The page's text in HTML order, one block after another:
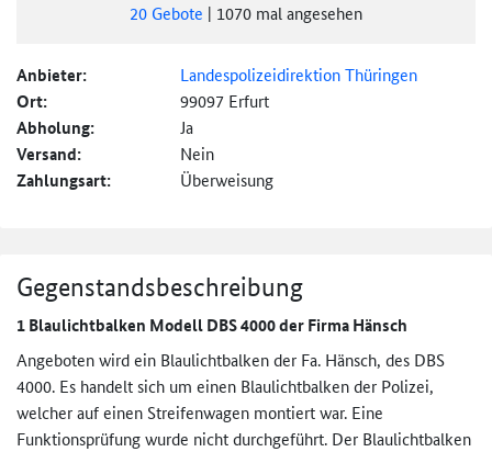
20 Gebote | 1070 mal angesehen
Anbieter: Landespolizeidirektion Thüringen
Ort: 99097 Erfurt
Abholung: Ja
Versand: Nein
Zahlungsart: Überweisung
Gegenstandsbeschreibung
1 Blaulichtbalken Modell DBS 4000 der Firma Hänsch
Angeboten wird ein Blaulichtbalken der Fa. Hänsch, des DBS
4000. Es handelt sich um einen Blaulichtbalken der Polizei,
welcher auf einen Streifenwagen montiert war. Eine
Funktionsprüfung wurde nicht durchgeführt. Der Blaulichtbalken